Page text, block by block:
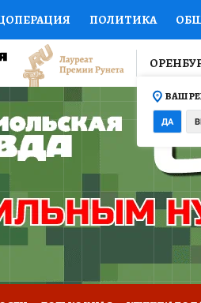
ПОЛИТИКА
СПОРТ КОЛУМНИСТЫ
ФИНАНСЫ
НА СПОРТ
ТЕЛЕВИЗОР
ТЕСТЫ НОВОЕ НА САЙТЕ
ВАШ
ДА